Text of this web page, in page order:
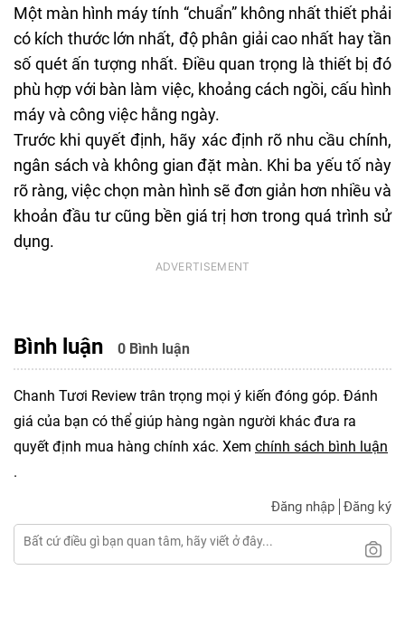
Một màn hình máy tính “chuẩn” không nhất thiết phải
có kích thước lớn nhất, độ phân giải cao nhất hay tần
số quét ấn tượng nhất. Điều quan trọng là thiết bị đó
phù hợp với bàn làm việc, khoảng cách ngồi, cấu hình
máy và công việc hằng ngày.
Trước khi quyết định, hãy xác định rõ nhu cầu chính,
ngân sách và không gian đặt màn. Khi ba yếu tố này
rõ ràng, việc chọn màn hình sẽ đơn giản hơn nhiều và
khoản đầu tư cũng bền giá trị hơn trong quá trình sử
dụng.
Bình luận 0 Bình luận
Chanh Tươi Review trân trọng mọi ý kiến đóng góp. Đánh
giá của bạn có thể giúp hàng ngàn người khác đưa ra
quyết định mua hàng chính xác. Xem chính sách bình luận
.
Đăng nhập Đăng ký